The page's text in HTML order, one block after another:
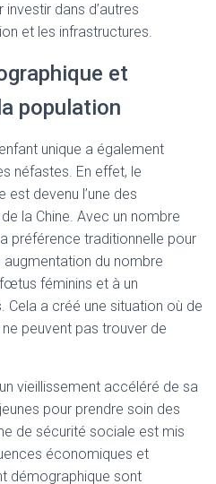
dans d’autres
et les infrastructures.
et
population
unique a également
néfastes. En effet, le
est devenu l’une des
la Chine. Avec un nombre
préférence traditionnelle pour
du nombre
féminins et à un
Cela a créé une situation où de
peuvent pas trouver de
vieillissement accéléré de sa
pour prendre soin des
de sécurité sociale est mis
économiques et
démographique sont